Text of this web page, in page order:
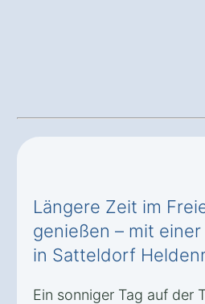
Längere Zeit im
genießen – mit
in Satteldorf
Ein sonniger Tag auf der